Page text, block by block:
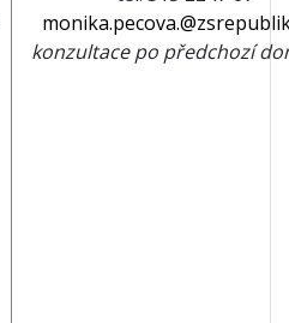
konzultace po předchozí